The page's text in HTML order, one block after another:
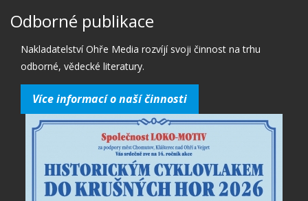
Odborné publikace
Nakladatelství Ohře Media rozvíjí svoji činnost na trhu
odborné, vědecké literatury.
Více informací o naší činnosti